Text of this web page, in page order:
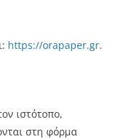
https://orapaper.gr.
ιστότοπο,
στη φόρμα